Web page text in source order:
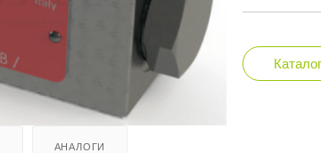
Каталог
АНАЛОГИ